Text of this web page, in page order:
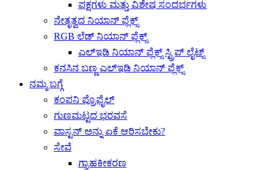
ಪಕ್ಷಗಳು ಮತ್ತು ವಿಶೇಷ ಸಂದರ್ಭಗಳು
ನೇತೃತ್ವದ ನಿಯಾನ್ ಫ್ಲೆಕ್ಸ್
RGB ಲೆಡ್ ನಿಯಾನ್ ಫ್ಲೆಕ್ಸ್
ಎಲ್ಇಡಿ ನಿಯಾನ್ ಫ್ಲೆಕ್ಸ್ ಸ್ಟ್ರಿಪ್ ಲೈಟ್ಸ್
ಕನಸಿನ ಬಣ್ಣ ಎಲ್ಇಡಿ ನಿಯಾನ್ ಫ್ಲೆಕ್ಸ್
ನಮ್ಮ ಬಗ್ಗೆ
ಕಂಪನಿ ಪ್ರೊಫೈಲ್
ಗುಣಮಟ್ಟದ ಭರವಸೆ
ವಾಸ್ಟನ್ ಅನ್ನು ಏಕೆ ಆರಿಸಬೇಕು?
ಸೇವೆ
ಗ್ರಾಹಕೀಕರಣ